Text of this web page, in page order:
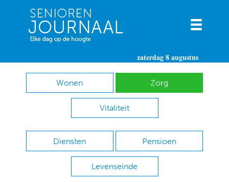
zaterdag 8 augustus
Wonen Zorg
Vitaliteit
Diensten Pensioen
Levenseinde